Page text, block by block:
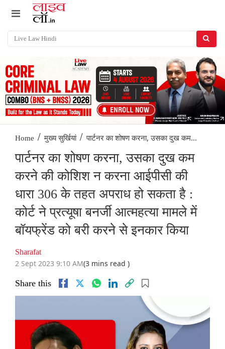
Home / मुख्य सुर्खियां / पार्टनर का शोषण करना, उसका दुख कम...
पार्टनर का शोषण करना, उसका दुख कम
करने की कोशिश न करना आईपीसी की
धारा 306 के तहत अपराध हो सकता है :
कोर्ट ने प्रत्यूषा बनर्जी आत्महत्या मामले में
बॉयफ्रेंड को बरी करने से इनकार किया
Sharafat
2 Sept 2023 9:10 AM(3 mins read )
Share this